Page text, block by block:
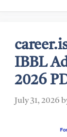
IBBL
2026
July 31, 2026